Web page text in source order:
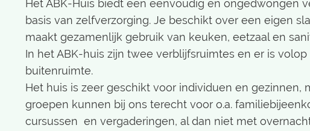
Praktische informatie
Tarieven
Boek een verblijf
Het ABK-Huis biedt een eenvoudig en ongedwongen
basis van zelfverzorging. Je beschikt over een eigen
maakt gezamenlijk gebruik van keuken, eetzaal en
In het ABK-huis zijn twee verblijfsruimtes en er is volop
buitenruimte.
Het huis is zeer geschikt voor individuen en gezinnen,
groepen kunnen bij ons terecht voor o.a.
cursussen en vergaderingen, al dan niet met